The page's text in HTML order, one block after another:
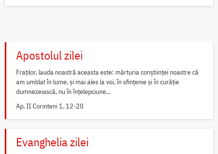
Apostolul zilei
Fraților, lauda noastră aceasta este: mărturia conștiinței noastre că
am umblat în lume, și mai ales la voi, în sfințenie și în curăție
dumnezeiască, nu în înțelepciune...
Ap. II Corinteni 1, 12-20
Evanghelia zilei